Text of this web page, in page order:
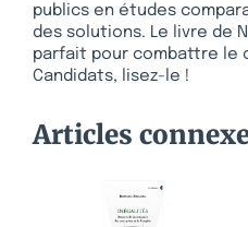
publics en études
des solutions. Le livre de
parfait pour combattre le
Candidats, lisez-le !
Articles